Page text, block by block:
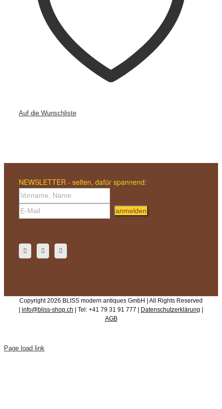
Auf die Wunschliste
NEWSLETTER - selten, dafür spannend:
anmelden
Copyright 2026 BLISS modern antiques GmbH | All Rights Reserved
| info@bliss-shop.ch | Tel: +41 79 31 91 777 | Datenschutzerklärung |
AGB
Page load link